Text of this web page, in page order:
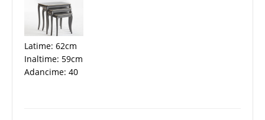
Latime: 62cm
Inaltime: 59cm
Adancime: 40